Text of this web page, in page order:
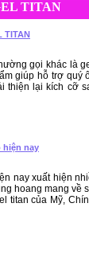
TITAN
TITAN
gọi khác là
giúp hỗ trợ quý
thiện lại kích cỡ
hiện nay
nay xuất hiện
hoang mang về
titan của Mỹ,